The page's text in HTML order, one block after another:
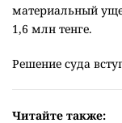
материальный
1,6 млн тенге.
Решение суда
Читайте также: